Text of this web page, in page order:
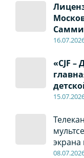
«CJF –
08.07